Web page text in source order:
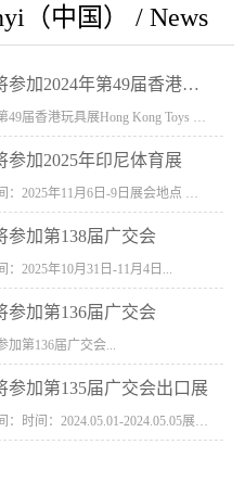
（中国） / News
我司将参加2024年第49届香港玩具展Hong Kong Toys & Games Fair 欢迎新···
参加2025年印尼体育展
参加第138届广交会
：2025年10月31日-11月4日...
参加第136届广交会
加第136届广交会...
参加第135届广交会出口展
展会时间：时间：2024.05.01-2024.05.05展会地址：中国进出口商品交易会展馆福建康莱宝公司展位号12.1G37-38、H11-12，浙江康莱宝展位号17.1B23-24、C19-20...